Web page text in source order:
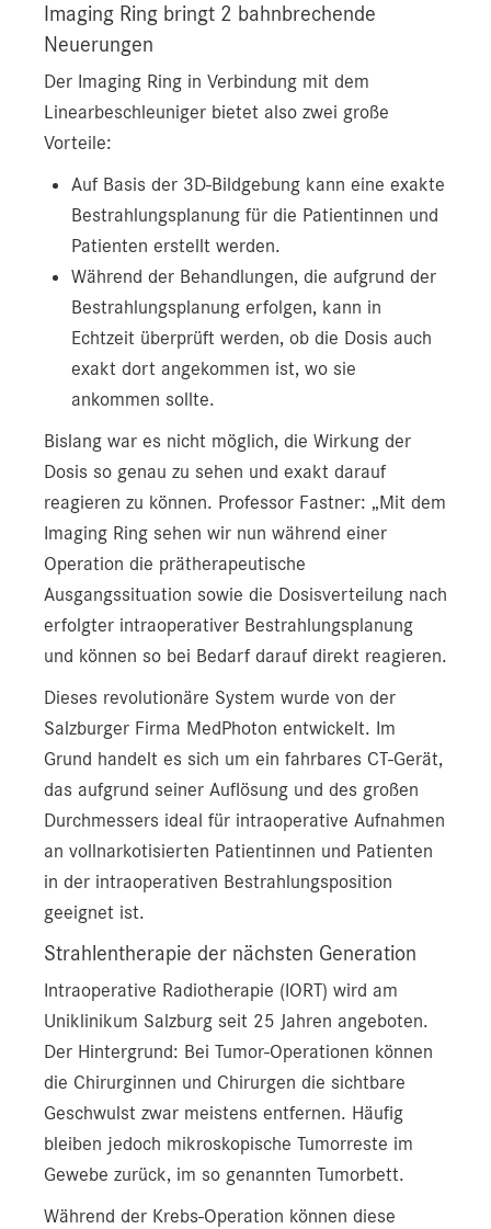
Imaging Ring bringt 2 bahnbrechende
Neuerungen
Der Imaging Ring in Verbindung mit dem
Linearbeschleuniger bietet also zwei große
Vorteile:
Auf Basis der 3D-Bildgebung kann eine exakte
Bestrahlungsplanung für die Patientinnen und
Patienten erstellt werden.
Während der Behandlungen, die aufgrund der
Bestrahlungsplanung erfolgen, kann in
Echtzeit überprüft werden, ob die Dosis auch
exakt dort angekommen ist, wo sie
ankommen sollte.
Bislang war es nicht möglich, die Wirkung der
Dosis so genau zu sehen und exakt darauf
reagieren zu können. Professor Fastner: „Mit dem
Imaging Ring sehen wir nun während einer
Operation die prätherapeutische
Ausgangssituation sowie die Dosisverteilung nach
erfolgter intraoperativer Bestrahlungsplanung
und können so bei Bedarf darauf direkt reagieren.
Dieses revolutionäre System wurde von der
Salzburger Firma MedPhoton entwickelt. Im
Grund handelt es sich um ein fahrbares CT-Gerät,
das aufgrund seiner Auflösung und des großen
Durchmessers ideal für intraoperative Aufnahmen
an vollnarkotisierten Patientinnen und Patienten
in der intraoperativen Bestrahlungsposition
geeignet ist.
Strahlentherapie der nächsten Generation
Intraoperative Radiotherapie (IORT) wird am
Uniklinikum Salzburg seit 25 Jahren angeboten.
Der Hintergrund: Bei Tumor-Operationen können
die Chirurginnen und Chirurgen die sichtbare
Geschwulst zwar meistens entfernen. Häufig
bleiben jedoch mikroskopische Tumorreste im
Gewebe zurück, im so genannten Tumorbett.
Während der Krebs-Operation können diese